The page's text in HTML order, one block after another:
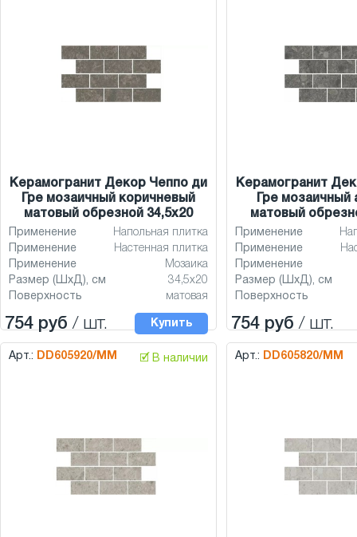
Керамогранит Декор Чеппо ди
Гре мозаичный коричневый
матовый обрезной 34,5x20
Применение
Напольная плитка
Применение
Настенная плитка
Применение
Мозаика
Размер (ШхД), см
34,5x20
Поверхность
матовая
754 руб / шт. Купить
Керамогранит
Гре мозаичный
матовый
Применение
Применение
Применение
Размер (ШхД), см
Поверхность
754 руб / шт.
Арт.: DD605920/MM 🗹 В наличии Арт.: DD605820/MM